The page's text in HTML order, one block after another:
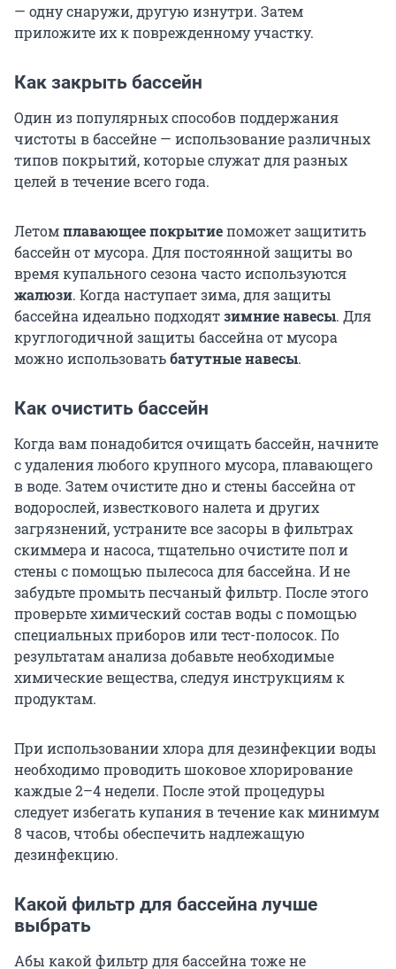
— одну снаружи, другую изнутри. Затем
приложите их к поврежденному участку.
Как закрыть бассейн
Один из популярных способов поддержания
чистоты в бассейне — использование различных
типов покрытий, которые служат для разных
целей в течение всего года.
Летомплавающее покрытиепоможет защитить
бассейн от мусора. Для постоянной защиты во
время купального сезона часто используются
жалюзи. Когда наступает зима, для защиты
бассейна идеально подходятзимние навесы. Для
круглогодичной защиты бассейна от мусора
можно использоватьбатутные навесы.
Как очистить бассейн
Когда вам понадобится очищать бассейн, начните
с удаления любого крупного мусора, плавающего
в воде. Затем очистите дно и стены бассейна от
водорослей, известкового налета и других
загрязнений, устраните все засоры в фильтрах
скиммера и насоса, тщательно очистите пол и
стены с помощью пылесоса для бассейна. И не
забудьте промыть песчаный фильтр. После этого
проверьте химический состав воды с помощью
специальных приборов или тест-полосок. По
результатам анализа добавьте необходимые
химические вещества, следуя инструкциям к
продуктам.
При использовании хлора для дезинфекции воды
необходимо проводить шоковое хлорирование
каждые 2–4 недели. После этой процедуры
следует избегать купания в течение как минимум
8 часов, чтобы обеспечить надлежащую
дезинфекцию.
Какой фильтр для бассейна лучше
выбрать
Абы какой фильтр для бассейна тоже не